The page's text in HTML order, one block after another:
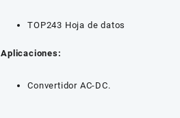
TOP243 Hoja de datos
Aplicaciones:
Convertidor AC-DC.